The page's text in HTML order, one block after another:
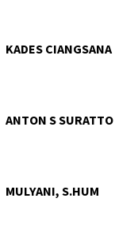
KADES CIANGSANA
ANTON S SURATTO
MULYANI, S.HUM